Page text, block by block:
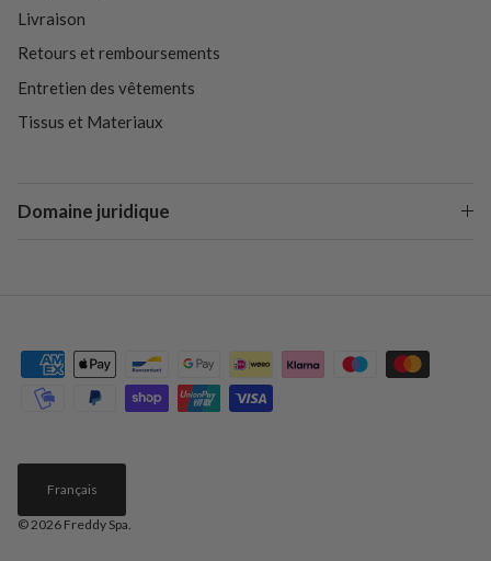
Livraison
Retours et remboursements
Entretien des vêtements
Tissus et Materiaux
Domaine juridique
Français
© 2026 Freddy Spa